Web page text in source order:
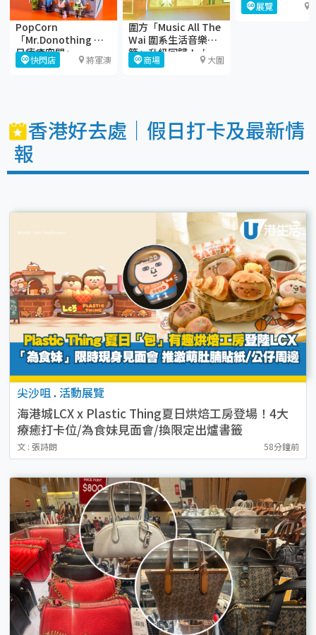
PopCorn
「Mr.Donothing 夏
日療癒空間」
快閃店 將軍澳
圍方「Music All The
Wai 圍系生活音樂
節」升級回歸！🎶
商場 大圍
＠iSQUARE國
展覽
香港好去處｜假日打卡及最新情
報
尖沙咀 . 活動展覽
海港城LCX x Plastic Thing夏日烘焙工房登場！4大
療癒打卡位/為食妹見面會/換限定出爐書籤
文 : 張詩朗 58分鐘前